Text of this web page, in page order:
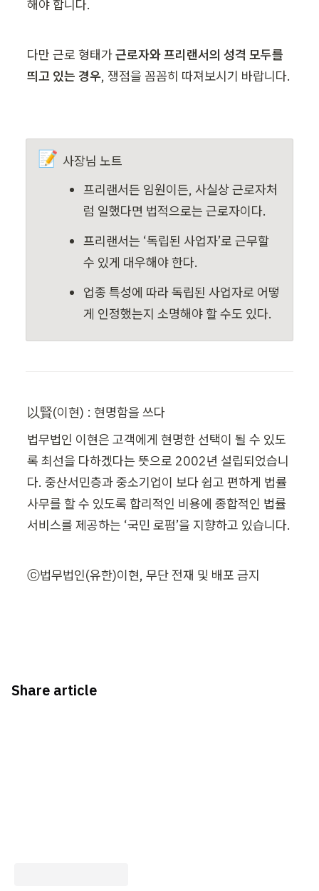
해야 합니다.
다만 근로 형태가 근로자와 프리랜서의 성격 모두를
띄고 있는 경우, 쟁점을 꼼꼼히 따져보시기 바랍니다.
📝 사장님 노트
프리랜서든 임원이든, 사실상 근로자처
럼 일했다면 법적으로는 근로자이다.
프리랜서는 ‘독립된 사업자’로 근무할
수 있게 대우해야 한다.
업종 특성에 따라 독립된 사업자로 어떻
게 인정했는지 소명해야 할 수도 있다.
以賢(이현) : 현명함을 쓰다
법무법인 이현은 고객에게 현명한 선택이 될 수 있도
록 최선을 다하겠다는 뜻으로 2002년 설립되었습니
다. 중산서민층과 중소기업이 보다 쉽고 편하게 법률
사무를 할 수 있도록 합리적인 비용에 종합적인 법률
ⓒ법무법인(유한)이현, 무단 전재 및 배포 금지
Share article